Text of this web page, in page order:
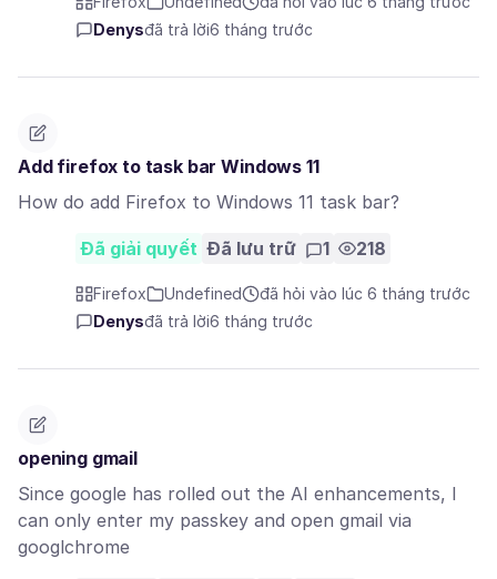
Denysđã trả lời6 tháng trước
Add firefox to task bar Windows 11
How do add Firefox to Windows 11 task bar?
Đã giải quyết Đã lưu trữ 1 218
Firefox Undefined
đã hỏi vào lúc 6 tháng trước
Denysđã trả lời6 tháng trước
opening gmail
Since google has rolled out the AI enhancements, I
can only enter my passkey and open gmail via
googlchrome